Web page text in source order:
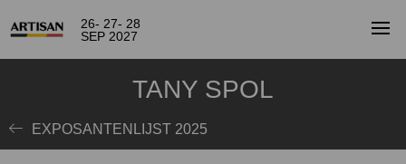
26- 27- 28
SEP 2027
TANY SPOL
EXPOSANTENLIJST 2025